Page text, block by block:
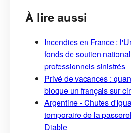
À lire aussi
Incendies en France :
fonds de soutien
professionnels sinistrés
Privé de vacances :
bloque un français sur
Argentine - Chutes
temporaire de la
Diable